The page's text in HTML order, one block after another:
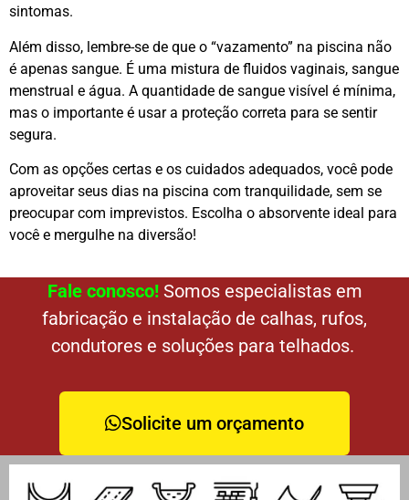
sintomas.
Além disso, lembre-se de que o “vazamento” na piscina não
é apenas sangue. É uma mistura de fluidos vaginais, sangue
menstrual e água. A quantidade de sangue visível é mínima,
mas o importante é usar a proteção correta para se sentir
segura.
Com as opções certas e os cuidados adequados, você pode
aproveitar seus dias na piscina com tranquilidade, sem se
preocupar com imprevistos. Escolha o absorvente ideal para
você e mergulhe na diversão!
Fale conosco! Somos especialistas em
fabricação e instalação de calhas, rufos,
condutores e soluções para telhados.
Solicite um orçamento